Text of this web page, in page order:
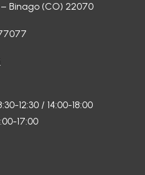
Binago (CO) 22070
12:30 / 14:00-18:00
17:00